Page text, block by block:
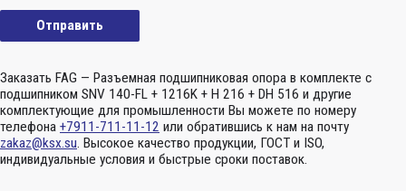
Заказать FAG — Разъемная подшипниковая опора в комплекте с
подшипником SNV 140-FL + 1216K + H 216 + DH 516 и другие
комплектующие для промышленности Вы можете по номеру
телефона +7911-711-11-12 или обратившись к нам на почту
zakaz@ksx.su. Высокое качество продукции, ГОСТ и ISO,
индивидуальные условия и быстрые сроки поставок.